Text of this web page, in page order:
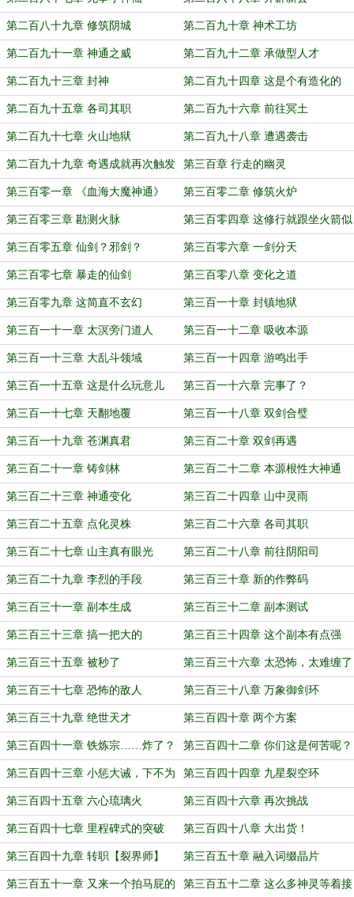
第二百八十九章 修筑阴城 第二百九十章 神术工坊
第二百九十一章 神通之威 第二百九十二章 承做型人才
第二百九十三章 封神 第二百九十四章 这是个有造化的
第二百九十五章 各司其职 第二百九十六章 前往冥土
第二百九十七章 火山地狱 第二百九十八章 遭遇袭击
第二百九十九章 奇遇成就再次触发 第三百章 行走的幽灵
第三百零一章 《血海大魔神通》 第三百零二章 修筑火炉
第三百零三章 勘测火脉 第三百零四章 这修行就跟坐火箭似
的
第三百零五章 仙剑？邪剑？ 第三百零六章 一剑分天
第三百零七章 暴走的仙剑 第三百零八章 变化之道
第三百零九章 这简直不玄幻 第三百一十章 封镇地狱
第三百一十一章 太溟旁门道人 第三百一十二章 吸收本源
第三百一十三章 大乱斗领域 第三百一十四章 游鸣出手
第三百一十五章 这是什么玩意儿 第三百一十六章 完事了？
第三百一十七章 天翻地覆 第三百一十八章 双剑合璧
第三百一十九章 苍渊真君 第三百二十章 双剑再遇
第三百二十一章 铸剑林 第三百二十二章 本源根性大神通
第三百二十三章 神通变化 第三百二十四章 山中灵雨
第三百二十五章 点化灵株 第三百二十六章 各司其职
第三百二十七章 山主真有眼光 第三百二十八章 前往阴阳司
第三百二十九章 李烈的手段 第三百三十章 新的作弊码
第三百三十一章 副本生成 第三百三十二章 副本测试
第三百三十三章 搞一把大的 第三百三十四章 这个副本有点强
第三百三十五章 被秒了 第三百三十六章 太恐怖，太难缠了
第三百三十七章 恐怖的敌人 第三百三十八章 万象御剑环
第三百三十九章 绝世天才 第三百四十章 两个方案
第三百四十一章 铁炼宗……炸了？ 第三百四十二章 你们这是何苦呢？
第三百四十三章 小惩大诫，下不为
例
第三百四十四章 九星裂空环
第三百四十五章 六心琉璃火 第三百四十六章 再次挑战
第三百四十七章 里程碑式的突破 第三百四十八章 大出货！
第三百四十九章 转职【裂界师】 第三百五十章 融入词缀晶片
第三百五十一章 又来一个拍马屁的 第三百五十二章 这么多神灵等着接